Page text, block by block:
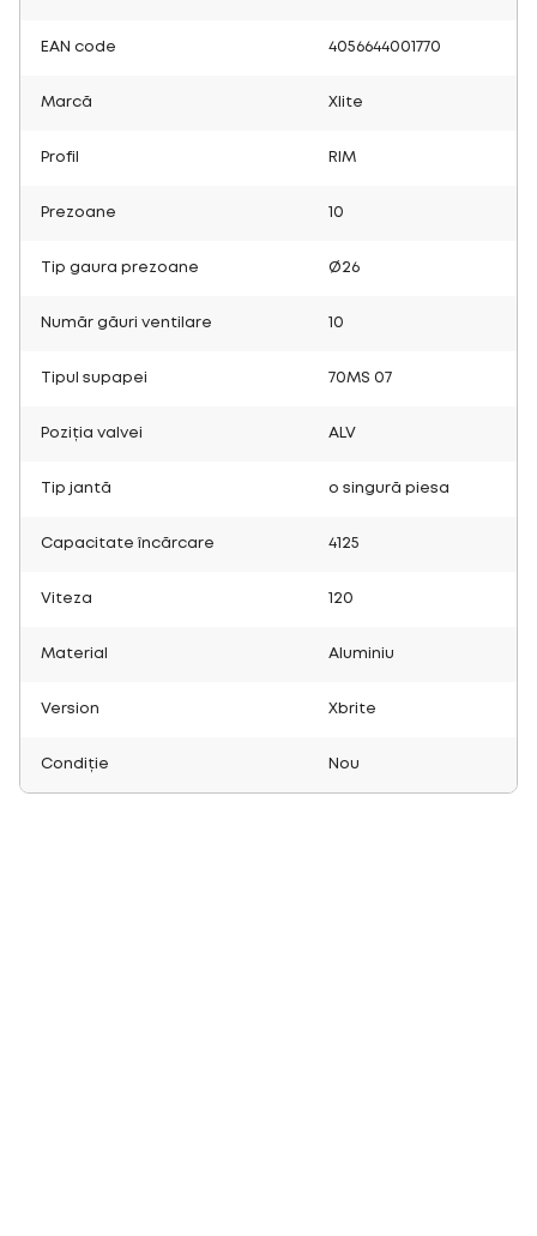
EAN code 4056644001770
Marcă Xlite
Profil RIM
Prezoane 10
Tip gaura prezoane Ø26
Număr găuri ventilare 10
Tipul supapei 70MS 07
Poziția valvei ALV
Tip jantă o singură piesa
Capacitate încărcare 4125
Viteza 120
Material Aluminiu
Version Xbrite
Condiție Nou